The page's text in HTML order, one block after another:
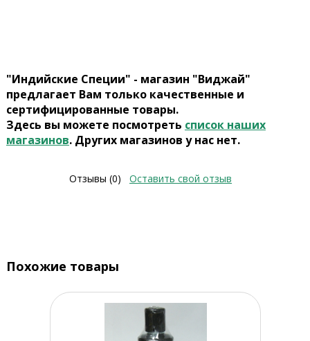
"Индийские Специи" - магазин "Виджай"
предлагает Вам только качественные и
сертифицированные товары.
Здесь вы можете посмотреть список наших
магазинов. Других магазинов у нас нет.
Отзывы (0) Оставить свой отзыв
Похожие товары